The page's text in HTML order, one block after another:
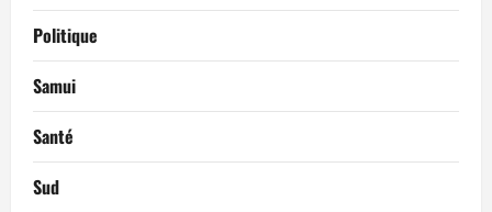
Politique
Samui
Santé
Sud